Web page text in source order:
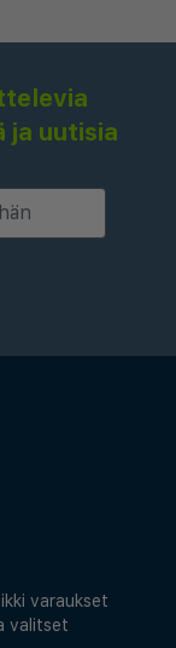
ja uutisia
varaukset
valitset